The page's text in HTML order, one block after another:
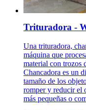
Trituradora -
Una trituradora,
máquina que
material con trozos
Chancadora es un
tamaño de los
romper y reducir el
más pequeñas o